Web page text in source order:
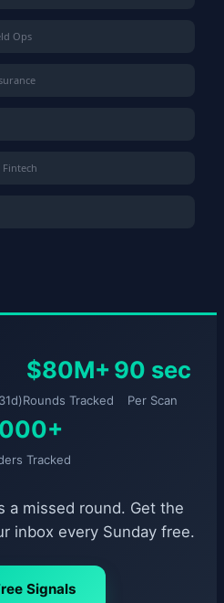
Ops
$80M+
Rounds Tracked
90 sec
Per Scan
Tracked
a missed round. Get the
inbox every Sunday free.
Signals